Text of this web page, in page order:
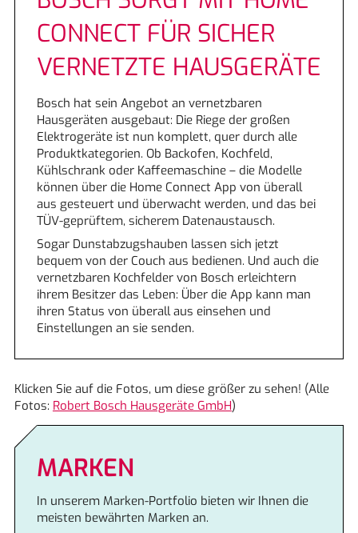
Klimatechnik
Photovoltaik
E-check
Lüftungstechnik
Energieeffizienz
SMART HOME
CONNECT FÜR SICHER
VERNETZTE HAUSGERÄTE
Bosch hat sein Angebot an vernetzbaren
Hausgeräten ausgebaut: Die Riege der großen
Elektrogeräte ist nun komplett, quer durch alle
Produktkategorien. Ob Backofen, Kochfeld,
Kühlschrank oder Kaffeemaschine – die Modelle
können über die Home Connect App von überall
aus gesteuert und überwacht werden, und das bei
TÜV-geprüftem, sicherem Datenaustausch.
Sogar Dunstabzugshauben lassen sich jetzt
bequem von der Couch aus bedienen. Und auch die
vernetzbaren Kochfelder von Bosch erleichtern
ihrem Besitzer das Leben: Über die App kann man
ihren Status von überall aus einsehen und
Einstellungen an sie senden.
Klicken Sie auf die Fotos, um diese größer zu sehen! (Alle
Fotos: Robert Bosch Hausgeräte GmbH)
MARKEN
In unserem Marken-Portfolio bieten wir Ihnen die
meisten bewährten Marken an.